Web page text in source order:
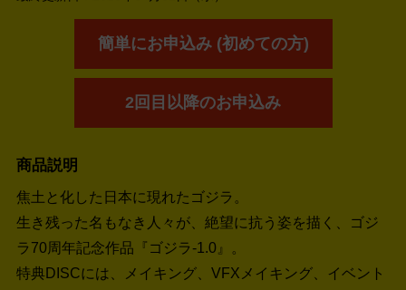
簡単にお申込み (初めての方)
2回目以降のお申込み
商品説明
焦土と化した日本に現れたゴジラ。
生き残った名もなき人々が、絶望に抗う姿を描く、ゴジ
ラ70周年記念作品『ゴジラ-1.0』。
特典DISCには、メイキング、VFXメイキング、イベント